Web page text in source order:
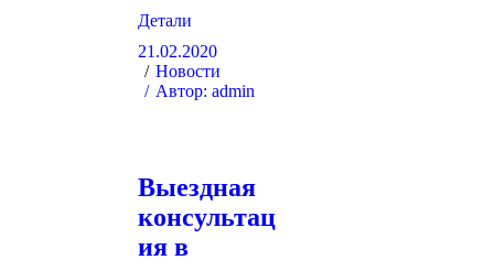
Детали
21.02.2020
Новости
Автор:admin
Выездная
консультац
ия в